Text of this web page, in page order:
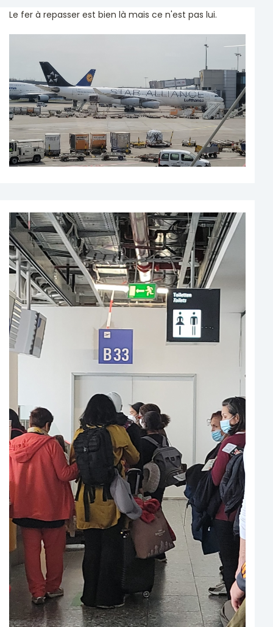
Le fer à repasser est bien là mais ce n'est pas lui.